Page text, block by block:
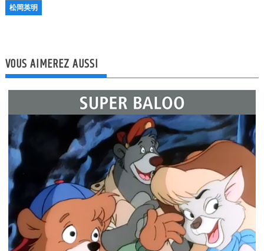
松岡英明
VOUS AIMEREZ AUSSI